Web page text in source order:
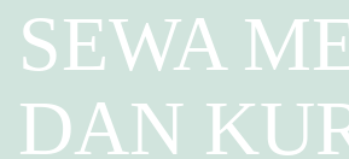
SEWA
DAN